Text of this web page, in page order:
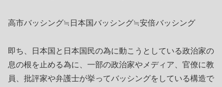
高市バッシング≒日本国バッシング≒安倍バッシング
即ち、日本国と日本国民の為に動こうとしている政治家の
息の根を止める為に、一部の政治家やメディア、官僚に教
員、批評家や弁護士が挙ってバッシングをしている構造で